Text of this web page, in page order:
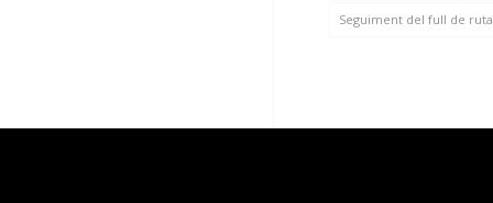
Seguiment del full de ruta